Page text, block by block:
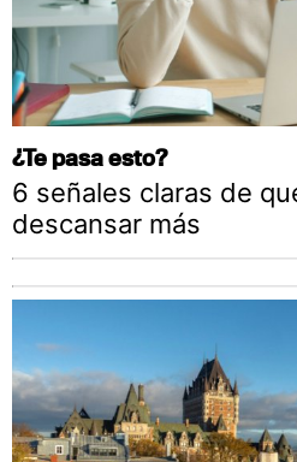
¿Te pasa esto?
6 señales claras de
descansar más